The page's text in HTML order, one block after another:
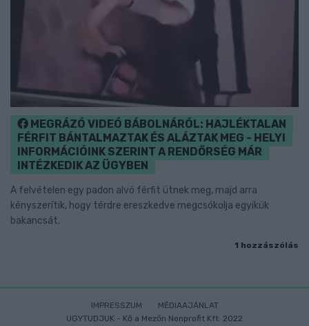
MEGRÁZÓ VIDEÓ BÁBOLNÁRÓL: HAJLÉKTALAN
FÉRFIT BÁNTALMAZTAK ÉS ALÁZTAK MEG - HELYI
INFORMÁCIÓINK SZERINT A RENDŐRSÉG MÁR
INTÉZKEDIK AZ ÜGYBEN
A felvételen egy padon alvó férfit ütnek meg, majd arra
kényszerítik, hogy térdre ereszkedve megcsókolja egyikük
bakancsát.
1 hozzászólás
IMPRESSZUM
MÉDIAAJÁNLAT
UGYTUDJUK - Kő a Mezőn Nonprofit Kft. 2022